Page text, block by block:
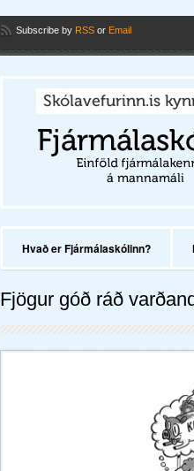
Subscribe by RSS or Email
Hvað er Fjármálaskólinn?
Fjögur góð ráð